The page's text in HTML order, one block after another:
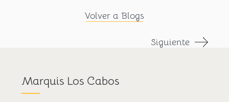
Volver a Blogs
Siguiente
Marquis Los Cabos